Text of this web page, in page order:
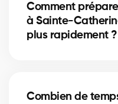
Comment
à Sainte-
plus rapidement ?
accélérer la vente.
Combien de